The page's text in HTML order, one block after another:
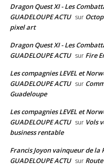
Dragon Quest XI - Les
GUADELOUPE ACTU sur
pixel art
Dragon Quest XI - Les
GUADELOUPE ACTU sur Fire
Les compagnies LEVEL et
GUADELOUPE ACTU sur
Guadeloupe
Les compagnies LEVEL et
GUADELOUPE ACTU sur Vols
business rentable
Francis Joyon vainqueur de la
GUADELOUPE ACTU sur